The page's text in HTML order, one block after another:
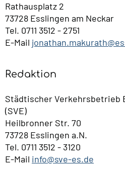
Rathausplatz 2
73728 Esslingen am Neckar
Tel. 0711 3512 - 2751
E-Mail
Redaktion
Städtischer Verkehrsbetrieb
(SVE)
Heilbronner Str. 70
73728 Esslingen a.N.
Tel. 0711 3512 - 3120
E-Mail info@sve-es.de